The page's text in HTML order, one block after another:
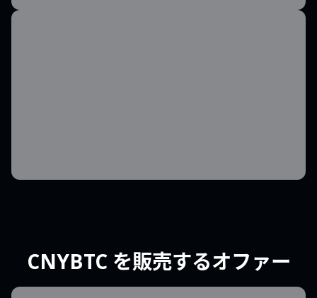
CNYBTC を販売するオファー